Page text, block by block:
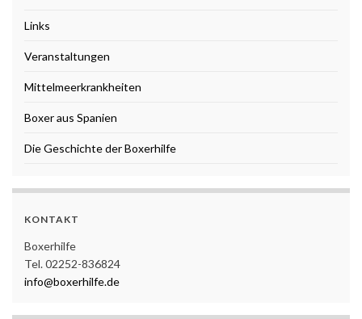
Links
Veranstaltungen
Mittelmeerkrankheiten
Boxer aus Spanien
Die Geschichte der Boxerhilfe
KONTAKT
Boxerhilfe
Tel. 02252-836824
info@boxerhilfe.de